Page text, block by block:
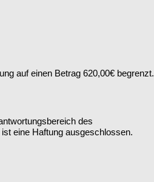
auf einen Betrag 620,00€ begrenzt.
des
eine Haftung ausgeschlossen.